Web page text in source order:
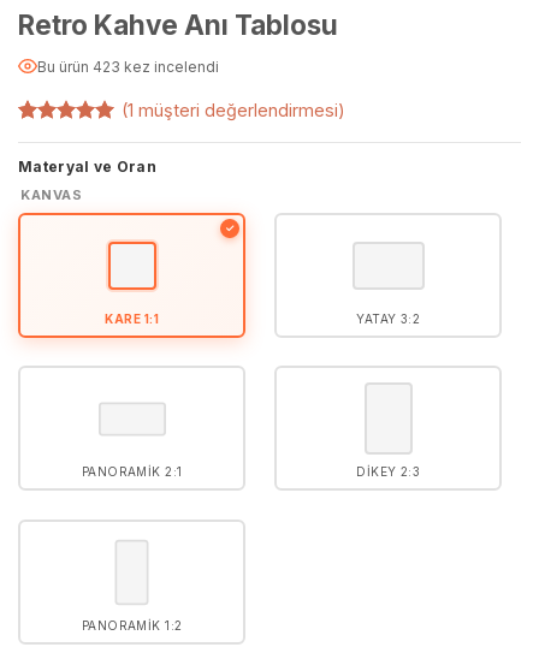
Retro Kahve Anı Tablosu
Bu ürün 423 kez incelendi
1
müşteri
puanına
dayanarak
5 üzerinden
5puan aldı
(1 müşteri değerlendirmesi)
Materyal ve Oran
KANVAS
KARE 1:1
✓
YATAY 3:2
PANORAMIK 2:1 DIKEY 2:3
PANORAMIK 1:2